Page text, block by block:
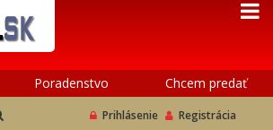
Poradenstvo Chcem predať
Prihlásenie Registrácia